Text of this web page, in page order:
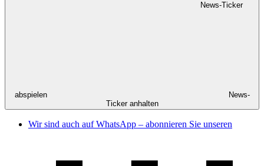
News-Ticker
abspielen
News-
Ticker anhalten
Wir sind auch auf WhatsApp – abonnieren Sie unseren